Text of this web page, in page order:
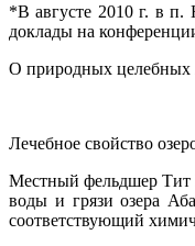
*В августе 2010 г. в п.
доклады на
О природных целебных
Лечебное свойство
Местный фельдшер Тит
воды и грязи озера
соответствующий